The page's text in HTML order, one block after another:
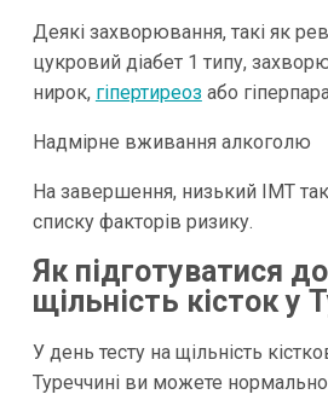
Деякі захворювання, такі як
цукровий діабет 1 типу,
нирок, гіпертиреоз або
Надмірне вживання алкоголю
На завершення, низький ІМТ
списку факторів ризику.
Як підготуватися
щільність кісток у
У день тесту на щільність
Туреччині ви можете